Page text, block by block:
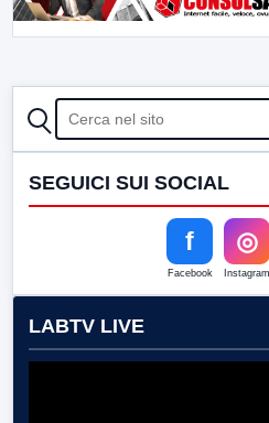
CERCA
SEGUICI SUI SOCIAL
f
Facebook
◎
Instagram
LABTV LIVE